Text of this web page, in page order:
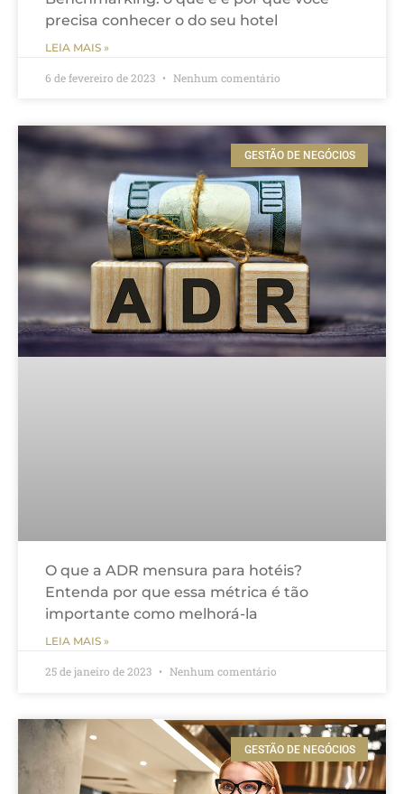
precisa conhecer o do seu hotel
LEIA MAIS »
6 de fevereiro de 2023 Nenhum comentário
GESTÃO DE NEGÓCIOS
O que a ADR mensura para hotéis?
Entenda por que essa métrica é tão
importante como melhorá-la
LEIA MAIS »
25 de janeiro de 2023 Nenhum comentário
GESTÃO DE NEGÓCIOS